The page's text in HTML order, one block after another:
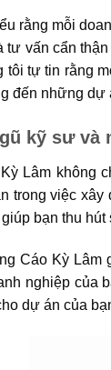
rằng mỗi
tư vấn cẩn
tôi tự tin rằng
đến những dự
kỹ sư và
Lâm không
trong việc
bạn thu
Cáo Kỳ
nghiệp của
dự án của